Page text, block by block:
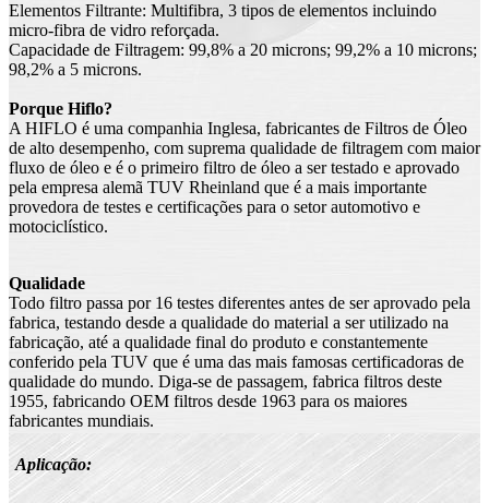
Elementos Filtrante: Multifibra, 3 tipos de elementos incluindo
micro-fibra de vidro reforçada.
Capacidade de Filtragem: 99,8% a 20 microns; 99,2% a 10 microns;
98,2% a 5 microns.
Porque Hiflo?
A HIFLO é uma companhia Inglesa, fabricantes de Filtros de Óleo
de alto desempenho, com suprema qualidade de filtragem com maior
fluxo de óleo e é o primeiro filtro de óleo a ser testado e aprovado
pela empresa alemã TUV Rheinland que é a mais importante
provedora de testes e certificações para o setor automotivo e
motociclístico.
Qualidade
Todo filtro passa por 16 testes diferentes antes de ser aprovado pela
fabrica, testando desde a qualidade do material a ser utilizado na
fabricação, até a qualidade final do produto e constantemente
conferido pela TUV que é uma das mais famosas certificadoras de
qualidade do mundo. Diga-se de passagem, fabrica filtros deste
1955, fabricando OEM filtros desde 1963 para os maiores
fabricantes mundiais.
Aplicação: